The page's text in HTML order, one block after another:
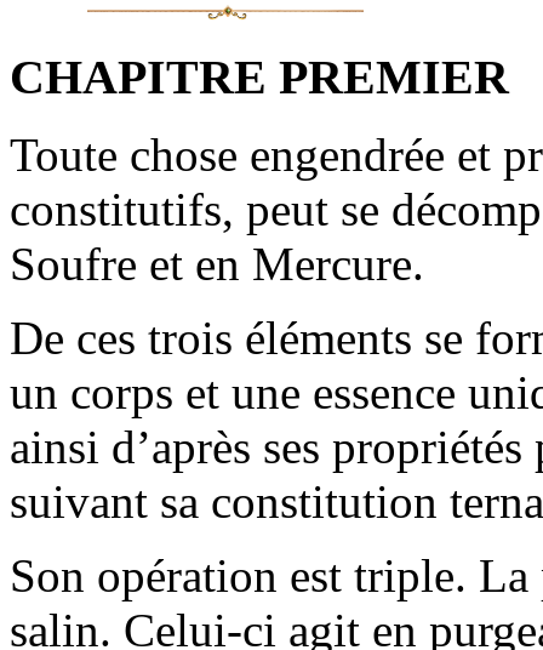
CHAPITRE PREMIER
Toute chose engendrée et
constitutifs, peut se
Soufre et en Mercure.
De ces trois éléments se
un corps et une essence
ainsi d’après ses
suivant sa constitution
Son opération est triple.
salin. Celui-ci agit en